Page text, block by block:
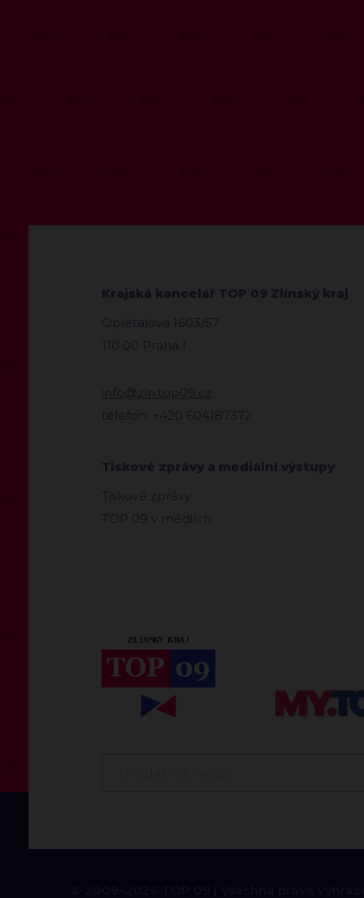
Krajská kancelář TOP 09 Zlínský kraj
Opletalova 1603/57
110 00 Praha 1
info@zln.top09.cz
telefon: +420 604187372
Tiskové zprávy a mediální výstupy
Tiskové zprávy
TOP 09 v médiích